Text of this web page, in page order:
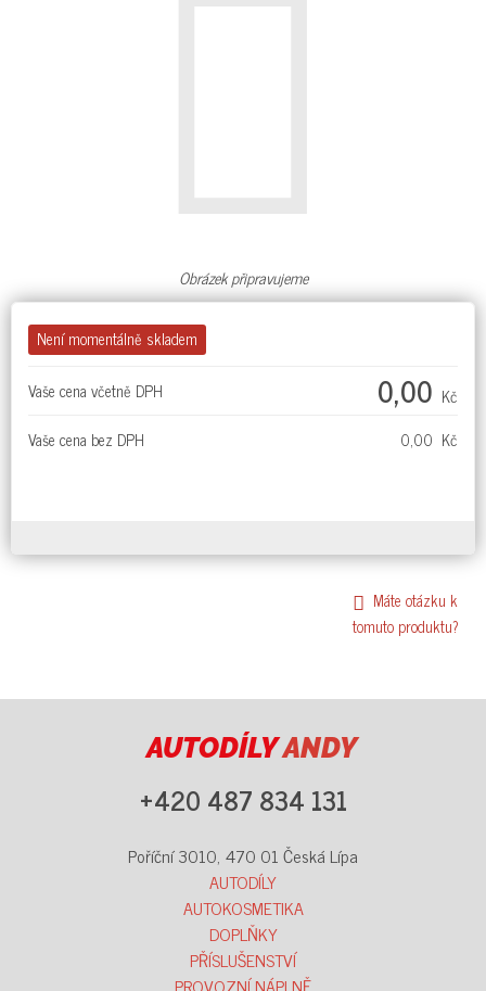
Obrázek připravujeme
Není momentálně skladem
Vaše cena včetně DPH
0,00 Kč
Vaše cena bez DPH
0,00 Kč
Máte otázku k
tomuto produktu?
AUTODÍLYANDY
+420 487 834 131
Poříční 3010, 470 01 Česká Lípa
AUTODÍLY
AUTOKOSMETIKA
DOPLŇKY
PŘÍSLUŠENSTVÍ